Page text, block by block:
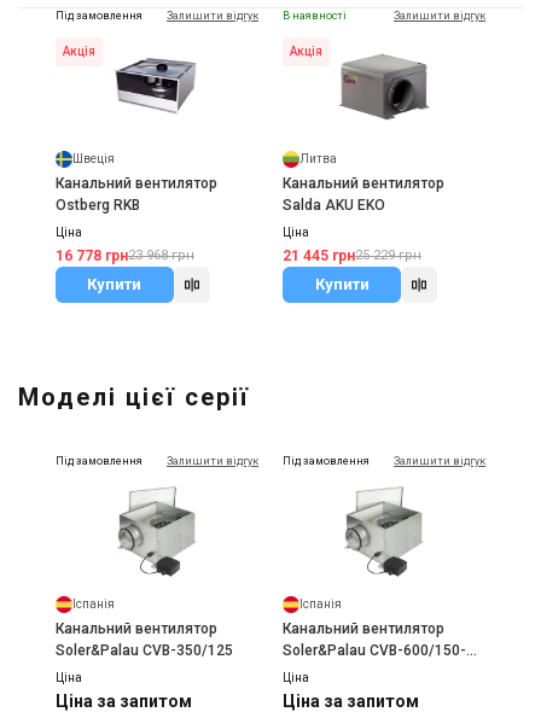
Під замовлення Залишити відгук
Акція
Швеція
Канальний вентилятор
Ostberg RKB
Ціна
16 778 грн23 968 грн
Купити
В наявності Залишити відгук
Акція
Литва
Канальний вентилятор
Salda AKU EKO
Ціна
21 445 грн25 229 грн
Купити
Моделі цієї серії
Під замовлення Залишити відгук
Іспанія
Канальний вентилятор
Soler&Palau CVB-350/125
Ціна
Ціна за запитом
Під замовлення Залишити відгук
Іспанія
Канальний вентилятор
Soler&Palau CVB-600/150-
160
Ціна
Ціна за запитом